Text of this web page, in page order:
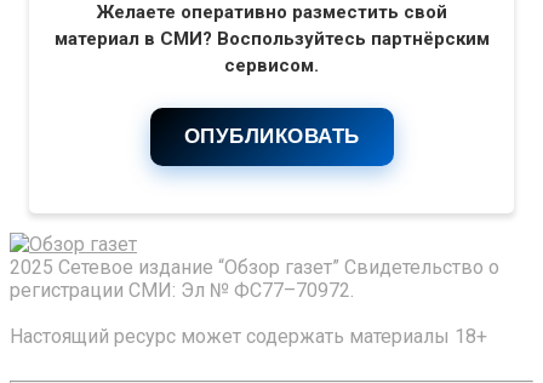
Желаете оперативно разместить свой
материал в СМИ? Воспользуйтесь партнёрским
сервисом.
ОПУБЛИКОВАТЬ
2025 Сетевое издание “Обзор газет” Свидетельство о
регистрации СМИ: Эл № ФС77–70972.
Настоящий ресурс может содержать материалы 18+